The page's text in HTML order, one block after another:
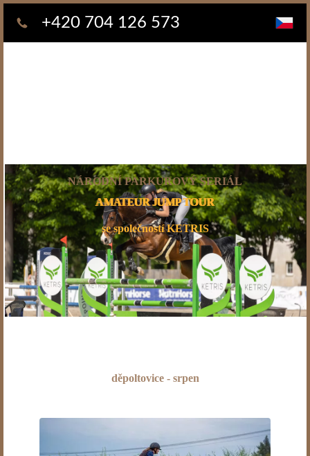
+420 704 126 573
NÁRODNÍ PARKUROVÝ SERIÁL
AMATEURJUMP TOUR
se společností KETRIS
děpoltovice - srpen